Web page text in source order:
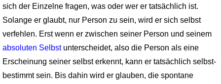
sich der Einzelne fragen, was oder wer er tatsächlich ist.
Solange er glaubt, nur Person zu sein, wird er sich selbst
verfehlen. Erst wenn er zwischen seiner Person und seinem
absoluten Selbstunterscheidet, also die Person als eine
Erscheinung seiner selbst erkennt, kann er tatsächlich selbst­
bestimmt sein. Bis dahin wird er glauben, die spontane